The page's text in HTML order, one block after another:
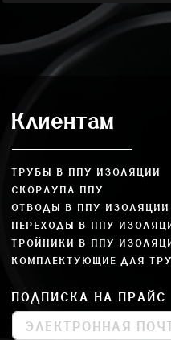
Клиентам
ТРУБЫ В ППУ ИЗОЛЯЦИИ
СКОРЛУПА ППУ
ОТВОДЫ В ППУ ИЗОЛЯЦИИ
ПЕРЕХОДЫ В ППУ
ТРОЙНИКИ В ППУ
КОМПЛЕКТУЮЩИЕ ДЛЯ
ПОДПИСКА НА ПРАЙС